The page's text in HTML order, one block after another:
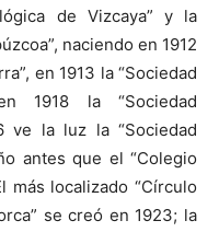
de Vizcaya” y la
naciendo en 1912
en 1913 la “Sociedad
1918 la “Sociedad
ve la luz la “Sociedad
antes que el “Colegio
más localizado “Círculo
se creó en 1923; la